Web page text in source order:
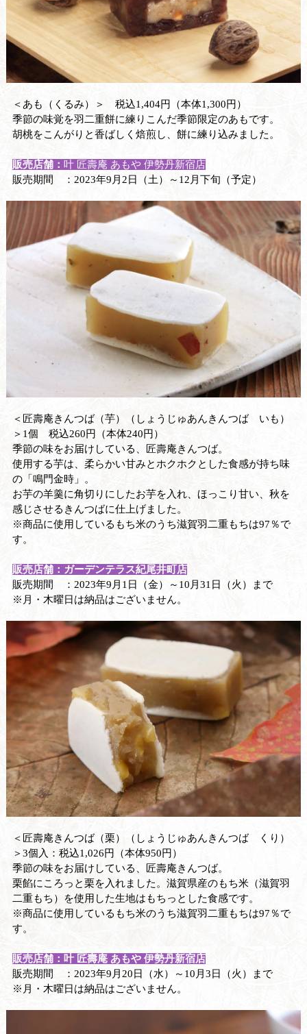
＜あも（くるみ）＞ 税込1,404円（本体1,300円）
季節の味覚を羽二重餅に練りこんだ季節限定のあもです。
胡桃をこんがりと香ばしく焙煎し、餅に練り込みました。
販売店舗： 叶 匠壽庵 あもや 伊勢丹新宿店
販売期間 ：2023年9月2日（土）～12月下旬（予定）
＜匠壽庵きんつば（芋）（しょうじゅあんきんつば いも）
＞1個 税込260円（本体240円）
季節の味をお届けしている、匠壽庵きんつば。
使用する芋は、柔らかい甘みとホクホクとした食感が持ち味
の「鳴門金時」。
お芋の羊羹に角切りにしたお芋を入れ、ほっこり甘い、秋を
感じさせるきんつばに仕上げました。
※商品に使用しているもち米のうち滋賀羽二重もちは97％で
す。
販売店舗： ガーデンテラス紀尾井町店
販売期間 ：2023年9月1日（金）～10月31日（火）まで
※月・木曜日は納品はございません。
＜匠壽庵きんつば（栗）（しょうじゅあんきんつば くり）
＞3個入：税込1,026円（本体950円）
季節の味をお届けしている、匠壽庵きんつば。
栗餡にころっと栗を入れました。滋賀県産のもち米（滋賀羽
二重もち）を使用した生地はもちっとした食感です。
※商品に使用しているもち米のうち滋賀羽二重もちは97％で
す。
販売店舗：叶 匠壽庵 あもや 伊勢丹新宿店
販売期間 ：2023年9月20日（水）～10月3日（火）まで
※月・木曜日は納品はございません。